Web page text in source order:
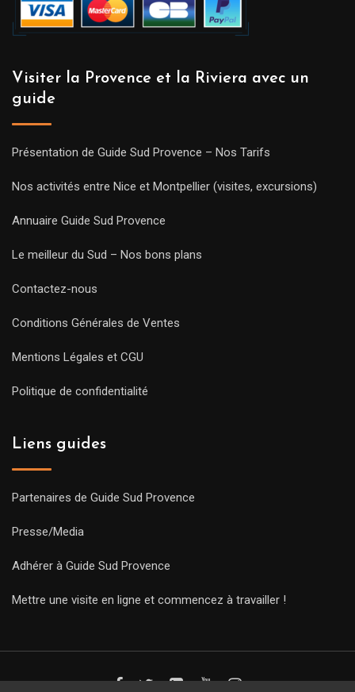
Visiter la Provence et la Riviera avec un
guide
Présentation de Guide Sud Provence – Nos Tarifs
Nos activités entre Nice et Montpellier (visites, excursions)
Annuaire Guide Sud Provence
Le meilleur du Sud – Nos bons plans
Contactez-nous
Conditions Générales de Ventes
Mentions Légales et CGU
Politique de confidentialité
Liens guides
Partenaires de Guide Sud Provence
Presse/Media
Adhérer à Guide Sud Provence
Mettre une visite en ligne et commencez à travailler !